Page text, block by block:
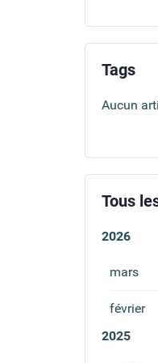
Tags
Aucun
Tous
2026
mars
février
2025